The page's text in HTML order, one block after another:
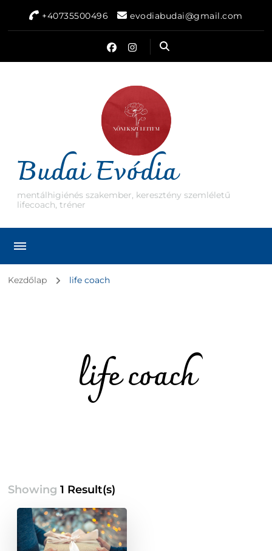
+40735500496 evodiabudai@gmail.com
Budai Evódia
mentálhigiénés szakember, keresztény szemléletű
lifecoach, tréner
Kezdőlap life coach
life coach
Showing1 Result(s)